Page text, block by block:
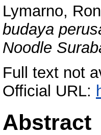
Lymarno,
budaya
Noodle
Full text not
Official URL:
Abstract